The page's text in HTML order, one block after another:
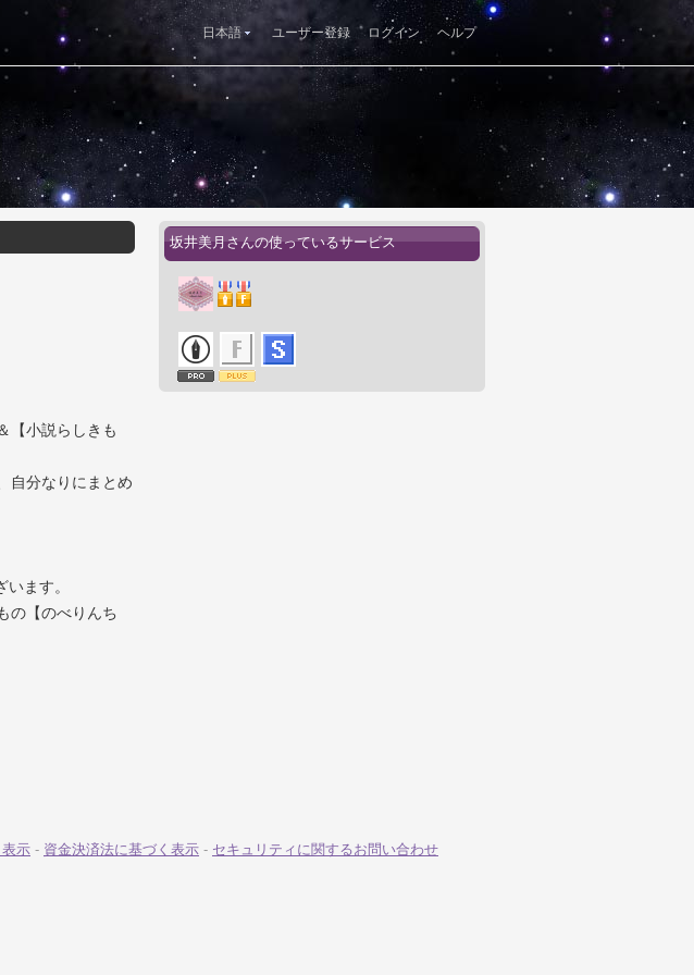
日本語 ユーザー登録 ログイン ヘルプ
【小説らしきも
自分なりにまとめ
ます。
の【のべりんち
坂井美月さんの使っているサービス
示 - 資金決済法に基づく表示 - セキュリティに関するお問い合わせ